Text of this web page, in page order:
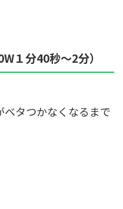
１分40秒〜2分）
タつかなくなるまで